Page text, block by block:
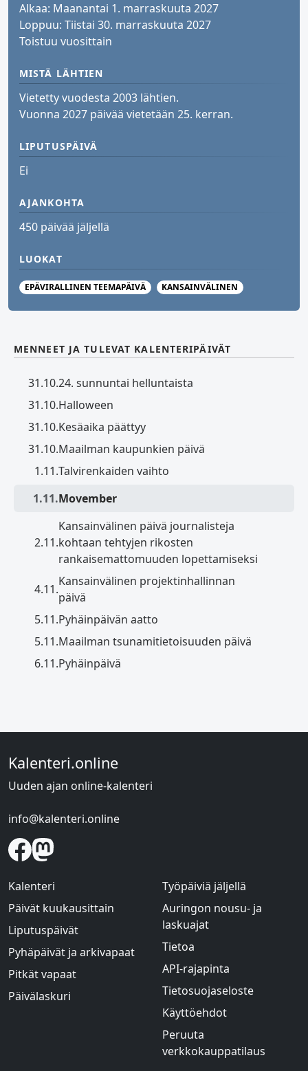
Alkaa: Maanantai 1. marraskuuta 2027
Loppuu: Tiistai 30. marraskuuta 2027
Toistuu vuosittain
MISTÄ LÄHTIEN
Vietetty vuodesta 2003 lähtien.
Vuonna 2027 päivää vietetään 25. kerran.
LIPUTUSPÄIVÄ
Ei
AJANKOHTA
450 päivää jäljellä
LUOKAT
EPÄVIRALLINEN TEEMAPÄIVÄ KANSAINVÄLINEN
MENNEET JA TULEVAT KALENTERIPÄIVÄT
31.10.24. sunnuntai helluntaista
31.10.Halloween
31.10.Kesäaika päättyy
31.10.Maailman kaupunkien päivä
1.11.Talvirenkaiden vaihto
1.11.Movember
2.11.
Kansainvälinen päivä journalisteja
kohtaan tehtyjen rikosten
rankaisemattomuuden lopettamiseksi
4.11.
Kansainvälinen projektinhallinnan
päivä
5.11.Pyhäinpäivän aatto
5.11.Maailman tsunamitietoisuuden päivä
6.11.Pyhäinpäivä
Kalenteri.online
Uuden ajan online-kalenteri
info@kalenteri.online
Kalenteri
Päivät kuukausittain
Liputuspäivät
Pyhäpäivät ja arkivapaat
Pitkät vapaat
Päivälaskuri
Työpäiviä jäljellä
Auringon nousu- ja
laskuajat
Tietoa
API-rajapinta
Tietosuojaseloste
Käyttöehdot
Peruuta
verkkokauppatilaus